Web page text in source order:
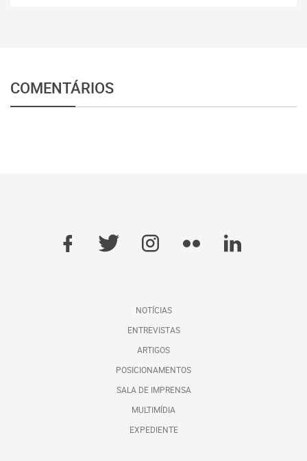
COMENTÁRIOS
NOTÍCIAS
ENTREVISTAS
ARTIGOS
POSICIONAMENTOS
SALA DE IMPRENSA
MULTIMÍDIA
EXPEDIENTE